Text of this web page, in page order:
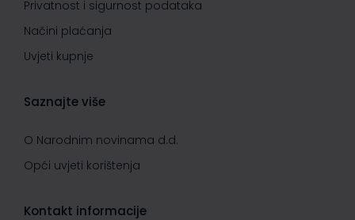
Privatnost i sigurnost podataka
Načini plaćanja
Uvjeti kupnje
Saznajte više
O Narodnim novinama d.d.
Opći uvjeti korištenja
Kontakt informacije